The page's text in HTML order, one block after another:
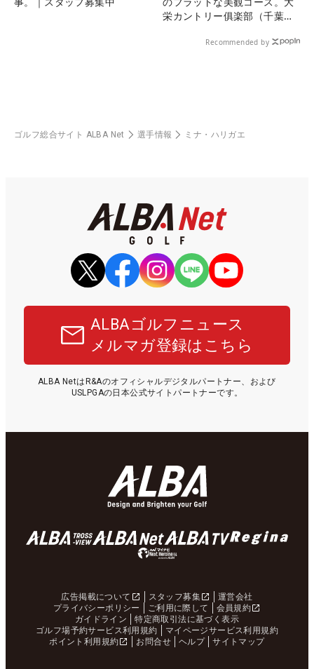
栄カントリー俱楽部（千葉
Recommended by
ゴルフ総合サイト ALBA Net 選手情報 ミナ・ハリガエ
ALBAゴルフニュース
メルマガ登録はこちら
ALBA NetはR&Aのオフィシャルデジタルパートナー、および
USLPGAの日本公式サイトパートナーです。
広告掲載について スタッフ募集
運営会社
プライバシーポリシー
ご利用に際して
会員規約
ガイドライン
特定商取引法に基づく表示
ゴルフ場予約サービス利用規約
マイページサービス利用規約
ポイント利用規約
お問合せ ヘルプ サイトマップ